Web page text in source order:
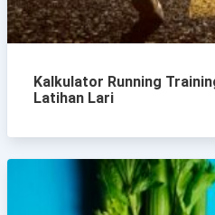
Kalkulator Running
Latihan Lari